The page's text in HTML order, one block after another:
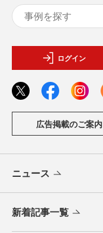
ログイン
広告掲載のご案内
ニュース
新着記事一覧